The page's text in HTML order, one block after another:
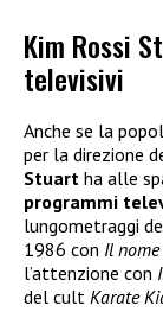
Kim Rossi
televisivi
Anche se la
per la direzione
Stuart ha alle
programmi
lungometraggi
1986 con Il
l’attenzione con
del cult Karate